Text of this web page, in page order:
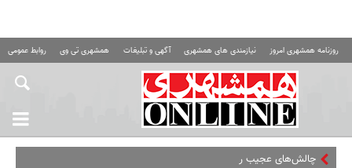
روزنامه همشهری امروز نیازمندی های همشهری آگهی و تبلیغات همشهری تی وی روابط عمومی
چالش‌های عجیب روان‌شناسان در